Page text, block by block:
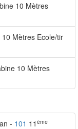
10 Mètres
Mètres Ecole/tir
10 Mètres
- 101 11 ème